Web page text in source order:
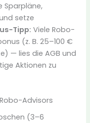
Sparpläne,
setze
Tipp: Viele Robo-
(z. B. 25–100 €
— lies die AGB und
Aktionen zu
Advisors
(3–6